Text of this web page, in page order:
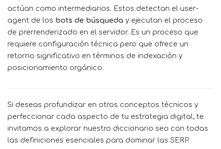
actúan como intermediarios. Estos detectan el user-
agent de los bots de búsqueda y ejecutan el proceso
de prerrenderizado en el servidor. Es un proceso que
requiere configuración técnica pero que ofrece un
retorno significativo en términos de indexación y
posicionamiento orgánico.
Si deseas profundizar en otros conceptos técnicos y
perfeccionar cada aspecto de tu estrategia digital, te
invitamos a explorar nuestro diccionario seo con todas
las definiciones esenciales para dominar las SERP.